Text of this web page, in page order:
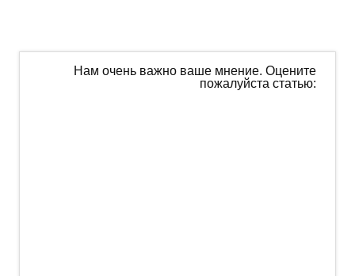
Нам очень важно ваше мнение. Оцените
пожалуйста статью: